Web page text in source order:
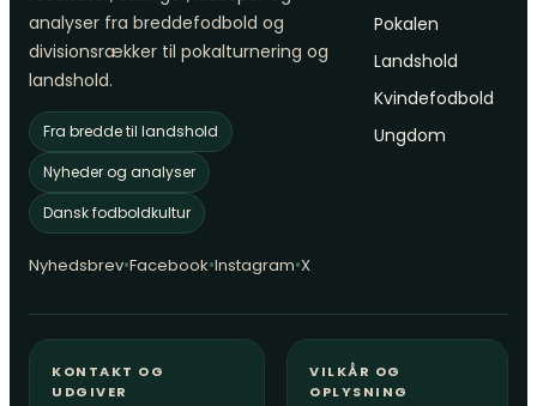
analyser fra breddefodbold og
divisionsrækker til pokalturnering og
landshold.
Fra bredde til landshold
Nyheder og analyser
Dansk fodboldkultur
Nyhedsbrev•Facebook•Instagram•X
Pokalen
Landshold
Kvindefodbold
Ungdom
KONTAKT OG
UDGIVER
VILKÅR OG
OPLYSNING